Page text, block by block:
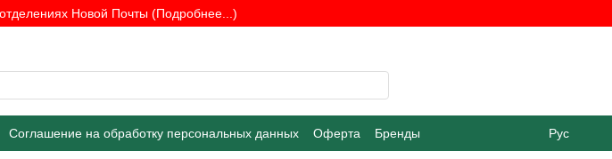
Новой Почты (Подробнее...)
Соглашение на обработку персональных данных Оферта Бренды Рус